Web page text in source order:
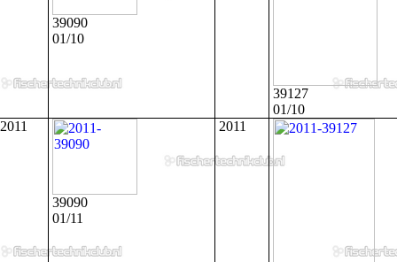
39090
01/10
39127
01/10
2011
39090
01/11
2011